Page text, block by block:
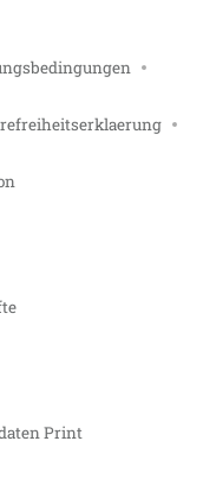
Print